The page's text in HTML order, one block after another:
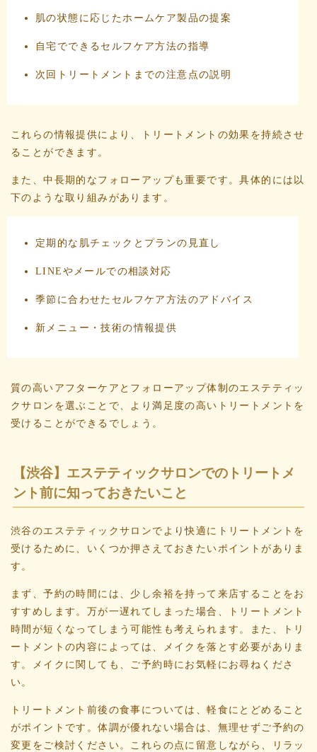
肌の状態に応じたホームケア製品の提案
自宅でできるセルフケア方法の指導
次回トリートメントまでの注意点の説明
これらの情報提供により、トリートメントの効果を持続させ
ることができます。
また、中長期的なフォローアップも重要です。具体的には以
下のような取り組みがあります。
定期的な肌チェックとプランの見直し
LINEやメールでの相談対応
季節に合わせたセルフケア方法のアドバイス
新メニュー・技術の情報提供
質の高いアフターケアとフォローアップ体制のエステティッ
クサロンを選ぶことで、より満足度の高いトリートメントを
受けることができるでしょう。
【渋谷】エステティックサロンでのトリートメ
ント前に知っておきたいこと
渋谷のエステティックサロンでより快適にトリートメントを
受けるために、いくつか押さえておきたいポイントがありま
す。
まず、予約の時間には、少し余裕を持って来店することをお
すすめします。万が一遅れてしまった場合、トリートメント
時間が短くなってしまう可能性も考えられます。また、トリ
ートメントの内容によっては、メイクを落とす必要がありま
す。メイクに関しても、ご予約時にお気軽にお尋ねくださ
い。
トリートメント前後の食事については、軽食にとどめること
がポイントです。体調が優れない場合は、無理せずご予約の
変更をご検討ください。これらの点に留意しながら、リラッ